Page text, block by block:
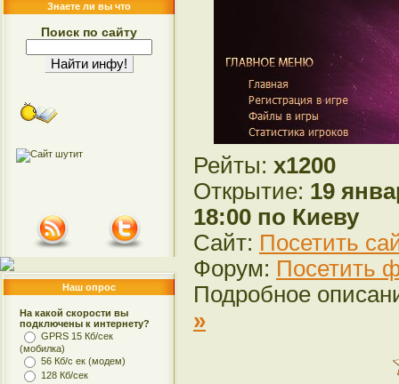
Знаете ли вы что
Поиск по сайту
Наш опрос
На какой скорости вы
подключены к интернету?
GPRS 15 Кб/сек
(мобилка)
56 Кб/с ек (модем)
128 Кб/сек
Рейты: x1200
Открытие: 19
18:00 по Киеву
Сайт: Посетить
Форум: Посетить
Подробное
»